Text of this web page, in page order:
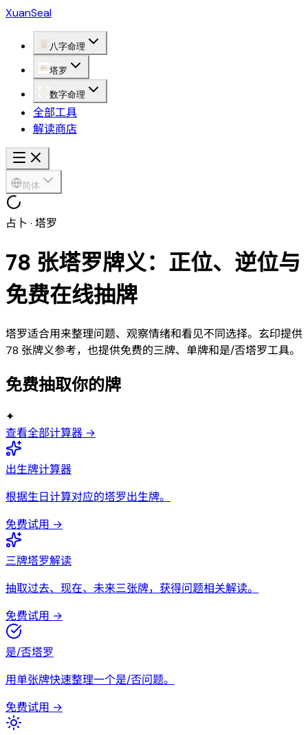
XuanSeal
八字命理
塔罗
数字命理
全部工具
解读商店
简体
占卜 · 塔罗
78 张塔罗牌义：正位、逆位与
免费在线抽牌
塔罗适合用来整理问题、观察情绪和看见不同选择。玄印提供
78 张牌义参考，也提供免费的三牌、单牌和是/否塔罗工具。
免费抽取你的牌
✦
查看全部计算器 →
出生牌计算器
根据生日计算对应的塔罗出生牌。
免费试用 →
三牌塔罗解读
抽取过去、现在、未来三张牌，获得问题相关解读。
免费试用 →
是/否塔罗
用单张牌快速整理一个是/否问题。
免费试用 →